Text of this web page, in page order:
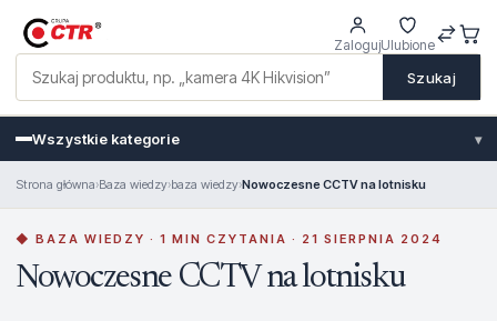
Szukaj
ZalogujUlubione
Wszystkie kategorie ▾
Strona główna›Baza wiedzy›baza wiedzy›Nowoczesne CCTV na lotnisku
◆ BAZA WIEDZY · 1 MIN CZYTANIA · 21 SIERPNIA 2024
Nowoczesne CCTV na lotnisku